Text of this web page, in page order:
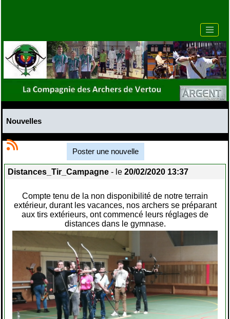
Nouvelles
Poster une nouvelle
Distances_Tir_Campagne - le 20/02/2020 13:37
Compte tenu de la non disponibilité de notre terrain
extérieur, durant les vacances, nos archers se préparant
aux tirs extérieurs, ont commencé leurs réglages de
distances dans le gymnase.